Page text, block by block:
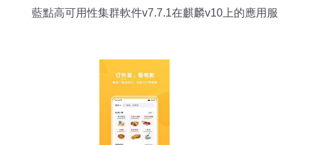
藍點高可用性集群軟件v7.7.1在麒麟v10上的應用服